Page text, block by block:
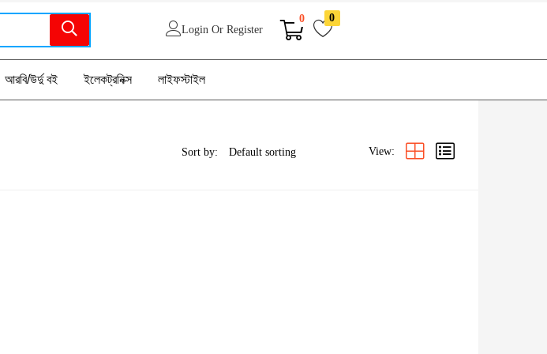
Login Or Register
0 0
আরবি/উর্দু বই ইলেকট্রনিক্স লাইফস্টাইল
Sort by: View: